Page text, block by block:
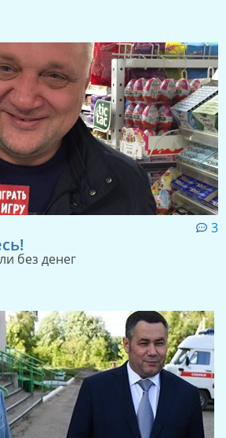
4
позу
к выборам пару миллионов
3
без денег